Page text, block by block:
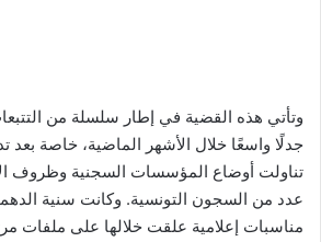
وتأتي هذه القضية في إطار سلسلة من
جدلًا واسعًا خلال الأشهر الماضية، خاصة بعد
تناولت أوضاع المؤسسات السجنية وظروف
عدد من السجون التونسية. وكانت سنية
مناسبات إعلامية علقت خلالها على ملفات